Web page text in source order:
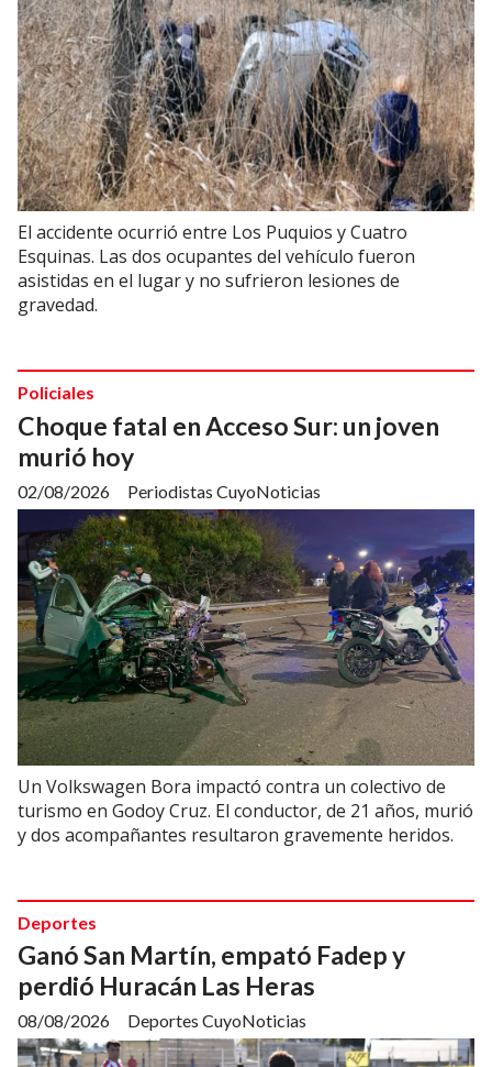
El accidente ocurrió entre Los Puquios y Cuatro
Esquinas. Las dos ocupantes del vehículo fueron
asistidas en el lugar y no sufrieron lesiones de
gravedad.
Choque fatal en Acceso Sur: un joven
murió hoy
Periodistas CuyoNoticias
Policiales
02/08/2026
Un Volkswagen Bora impactó contra un colectivo de
turismo en Godoy Cruz. El conductor, de 21 años, murió
y dos acompañantes resultaron gravemente heridos.
Ganó San Martín, empató Fadep y
perdió Huracán Las Heras
Deportes CuyoNoticias
Deportes
08/08/2026